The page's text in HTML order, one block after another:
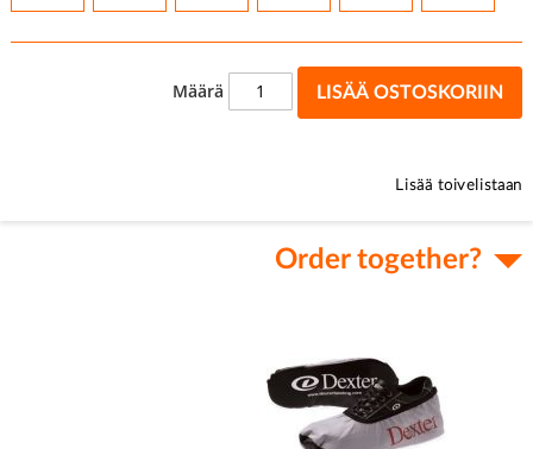
Määrä LISÄÄ OSTOSKORIIN
Lisää toivelistaan
Order together?